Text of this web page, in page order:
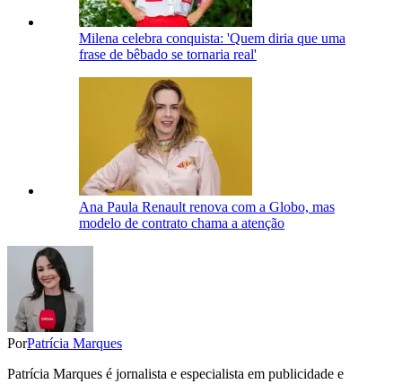
Milena celebra conquista: 'Quem diria que uma
frase de bêbado se tornaria real'
Ana Paula Renault renova com a Globo, mas
modelo de contrato chama a atenção
PorPatrícia Marques
Patrícia Marques é jornalista e especialista em publicidade e